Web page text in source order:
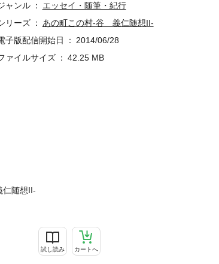
随想II-
試し読み カートへ
ャンル
エッセイ・随筆・紀行
リーズ
あの町この村-谷 義仁随想II-
子版配信開始日
2014/06/28
ァイルサイズ
42.25 MB